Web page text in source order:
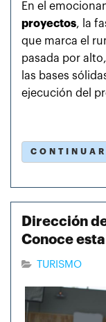
En el
proyectos, la
que marca el
pasada por
las bases
ejecución del
Dirección
Conoce
TURISMO